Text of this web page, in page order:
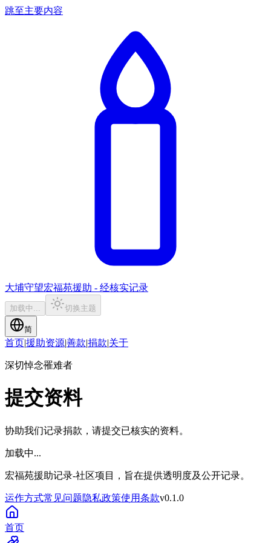
跳至主要内容
大埔守望宏福苑援助 - 经核实记录
加载中... 切换主题
简
首页|援助资源|善款|捐款|关于
深切悼念罹难者
提交资料
协助我们记录捐款，请提交已核实的资料。
加载中...
宏福苑援助记录-社区项目，旨在提供透明度及公开记录。
运作方式常见问题隐私政策使用条款v0.1.0
首页